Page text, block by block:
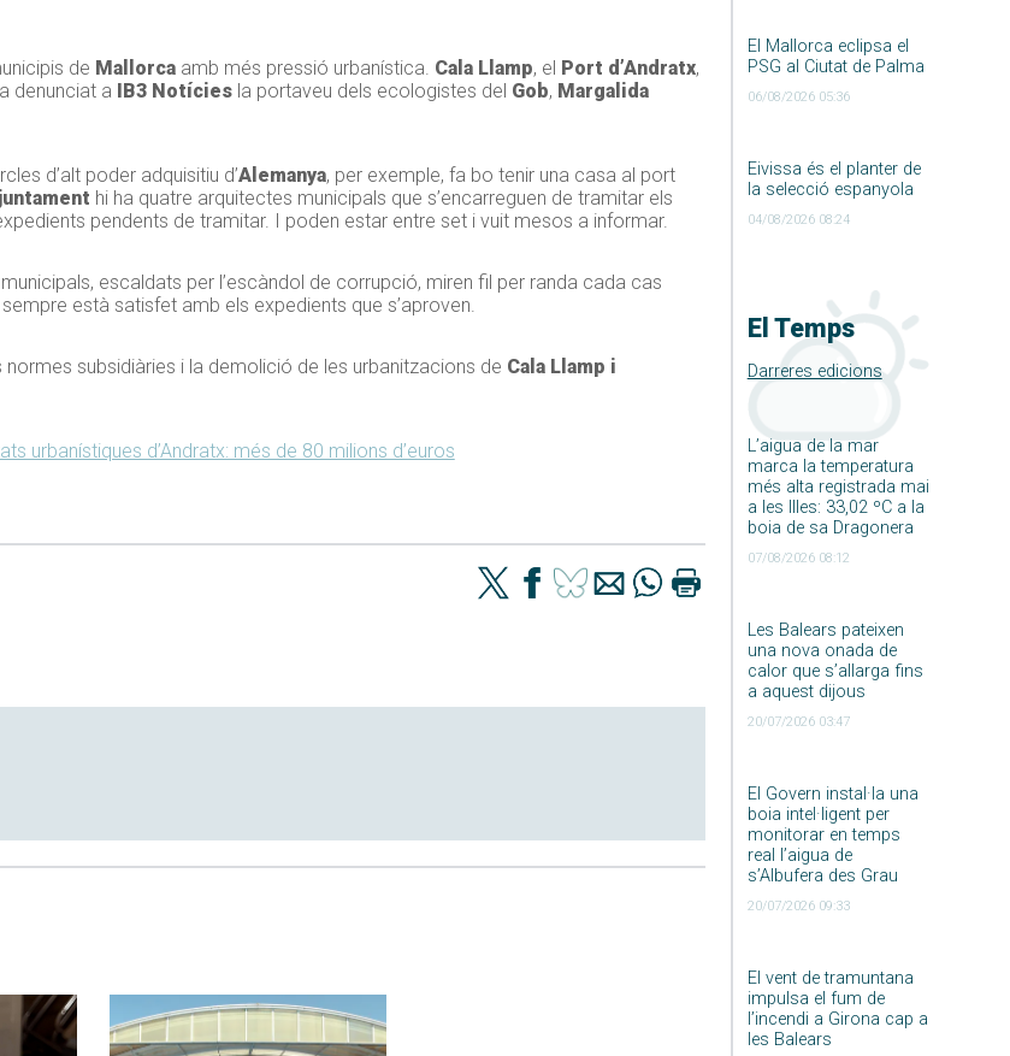
El Mallorca eclipsa el
PSG al Ciutat de Palma
06/08/2026 05:36
Eivissa és el planter de
la selecció espanyola
04/08/2026 08:24
El Temps
Darreres edicions
L’aigua de la mar
marca la temperatura
més alta registrada mai
a les Illes: 33,02 ºC a la
boia de sa Dragonera
07/08/2026 08:12
Les Balears pateixen
una nova onada de
calor que s’allarga fins
a aquest dijous
20/07/2026 03:47
El Govern instal·la una
boia intel·ligent per
monitorar en temps
real l’aigua de
s’Albufera des Grau
20/07/2026 09:33
El vent de tramuntana
impulsa el fum de
l’incendi a Girona cap a
les Balears
de Mallorca amb més pressió urbanística. Cala Llamp, el Port d’Andratx,
denunciat a IB3 Notícies la portaveu dels ecologistes del Gob, Margalida
d’alt poder adquisitiu d’Alemanya, per exemple, fa bo tenir una casa al port
hi ha quatre arquitectes municipals que s’encarreguen de tramitar els
pendents de tramitar. I poden estar entre set i vuit mesos a informar.
escaldats per l’escàndol de corrupció, miren fil per randa cada cas
està satisfet amb els expedients que s’aproven.
subsidiàries i la demolició de les urbanitzacions de Cala Llamp i
urbanístiques d’Andratx: més de 80 milions d’euros